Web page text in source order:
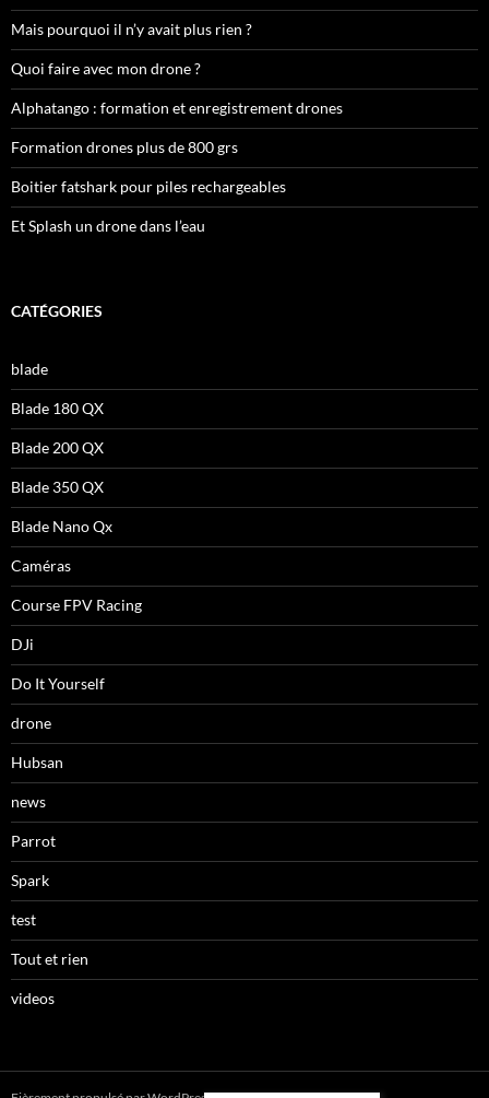
Mais pourquoi il n’y avait plus rien ?
Quoi faire avec mon drone ?
Alphatango : formation et enregistrement drones
Formation drones plus de 800 grs
Boitier fatshark pour piles rechargeables
Et Splash un drone dans l’eau
CATÉGORIES
blade
Blade 180 QX
Blade 200 QX
Blade 350 QX
Blade Nano Qx
Caméras
Course FPV Racing
DJi
Do It Yourself
drone
Hubsan
news
Parrot
Spark
test
Tout et rien
videos